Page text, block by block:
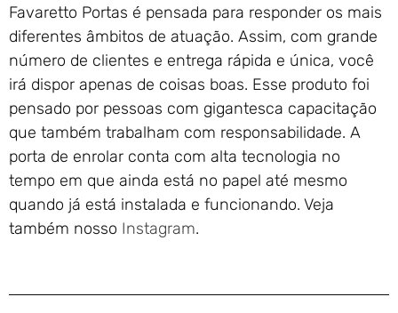
Favaretto Portas é pensada para responder os mais
diferentes âmbitos de atuação. Assim, com grande
número de clientes e entrega rápida e única, você
irá dispor apenas de coisas boas. Esse produto foi
pensado por pessoas com gigantesca capacitação
que também trabalham com responsabilidade. A
porta de enrolar conta com alta tecnologia no
tempo em que ainda está no papel até mesmo
quando já está instalada e funcionando. Veja
também nosso Instagram.